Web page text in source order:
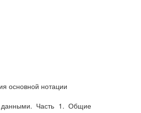
основной нотации
данными. Часть 1. Общие